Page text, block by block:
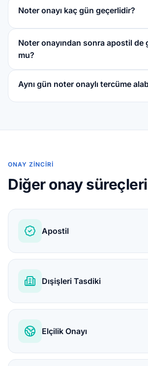
Noter onayı kaç gün geçerlidir?
Noter onayından sonra apostil de
mu?
Aynı gün noter onaylı tercüme
ONAY ZINCIRI
Diğer onay süreçleri
Apostil
Dışişleri Tasdiki
Elçilik Onayı